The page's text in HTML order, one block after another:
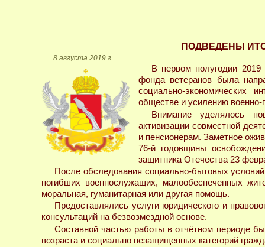
ПОДВЕДЕНЫ
8 августа 2019 г.
В первом полугодии 2019
фонда ветеранов была
социально-экономических
обществе и усилению военно-
Внимание уделялось
активизации совместной
и пенсионерам. Заметное
76-й годовщины
защитника Отечества 23
После обследования социально-бытовых
погибших военнослужащих, малообеспеченных
моральная, гуманитарная или другая помощь.
Предоставлялись услуги юридического и
консультаций на безвозмездной основе.
Составной частью работы в отчётном периоде
возраста и социально незащищенных категорий